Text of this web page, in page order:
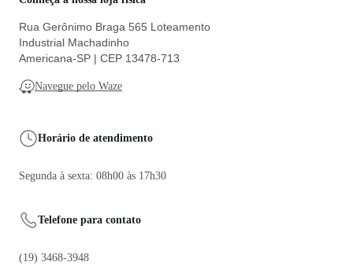
Rua Gerônimo Braga 565 Loteamento
Industrial Machadinho
Americana-SP | CEP 13478-713
Navegue pelo Waze
Horário de atendimento
Segunda à sexta: 08h00 às 17h30
Telefone para contato
(19) 3468-3948